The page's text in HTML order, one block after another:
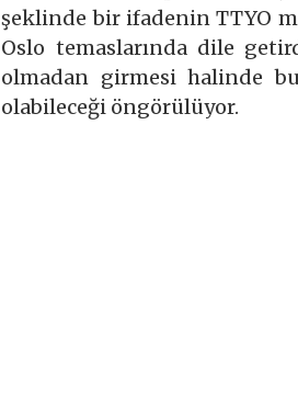
şeklinde bir ifadenin TTYO
Oslo temaslarında dile
olmadan girmesi halinde
olabileceği öngörülüyor.